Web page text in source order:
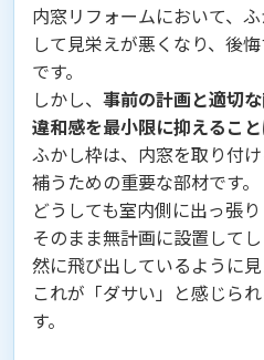
内窓リフォームにおいて、
して見栄えが悪くなり、後
です。
しかし、 事前の計画と適切
違和感を最小限に抑えるこ
ふかし枠は、内窓を取り付
補うための重要な部材です。
どうしても室内側に出っ張
そのまま無計画に設置して
然に飛び出しているように見
これが「ダサい」と感じら
す。